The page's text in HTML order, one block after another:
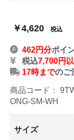
￥4,620 税込
462円分ポイ
税込7,700円
17時までのご
商品コード：
ONG-SM-WH
サイズ